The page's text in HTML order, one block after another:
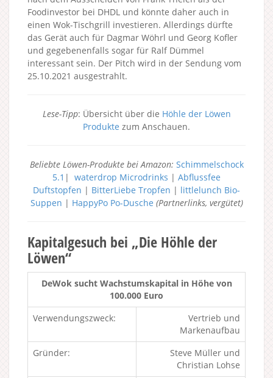
Foodinvestor bei DHDL und könnte daher auch in
einen Wok-Tischgrill investieren. Allerdings dürfte
das Gerät auch für Dagmar Wöhrl und Georg Kofler
und gegebenenfalls sogar für Ralf Dümmel
interessant sein. Der Pitch wird in der Sendung vom
25.10.2021 ausgestrahlt.
Lese-Tipp: Übersicht über die Höhle der Löwen
Produkte zum Anschauen.
Beliebte Löwen-Produkte bei Amazon: Schimmelschock
5.1 | waterdrop Microdrinks | Abflussfee
Duftstopfen | BitterLiebe Tropfen | littlelunch Bio-
Suppen | HappyPo Po-Dusche (Partnerlinks, vergütet)
Kapitalgesuch bei „Die Höhle der
Löwen“
DeWok sucht Wachstumskapital in Höhe von
100.000 Euro
Verwendungszweck:
Vertrieb und
Markenaufbau
Gründer:
Steve Müller und
Christian Lohse